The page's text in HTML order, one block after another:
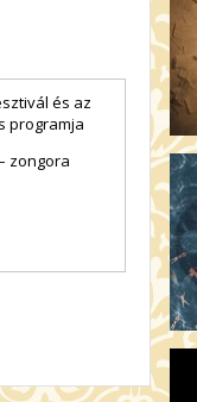
és az
programja
zongora